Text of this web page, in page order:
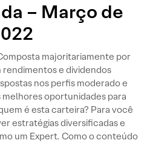
– Março de
majoritariamente por
e dividendos
nos perfis moderado e
oportunidades para
é esta carteira? Para você
estratégias diversificadas e
um Expert. Como o conteúdo